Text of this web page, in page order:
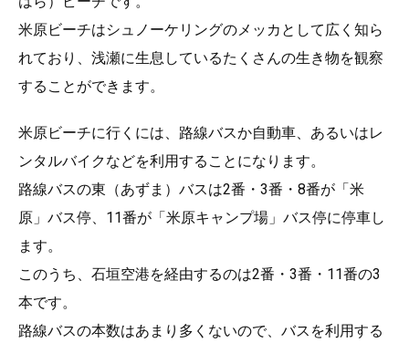
米原ビーチはシュノーケリングのメッカとして広く知ら
れており、浅瀬に生息しているたくさんの生き物を観察
することができます。
米原ビーチに行くには、路線バスか自動車、あるいはレ
ンタルバイクなどを利用することになります。
路線バスの東（あずま）バスは2番・3番・8番が「米
原」バス停、11番が「米原キャンプ場」バス停に停車し
ます。
このうち、石垣空港を経由するのは2番・3番・11番の3
本です。
路線バスの本数はあまり多くないので、バスを利用する